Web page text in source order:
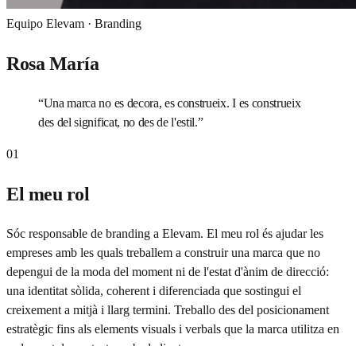
Equipo Elevam · Branding
Rosa María
“Una marca no es decora, es construeix. I es construeix
des del significat, no des de l'estil.”
01
El meu rol
Sóc responsable de branding a Elevam. El meu rol és ajudar les
empreses amb les quals treballem a construir una marca que no
depengui de la moda del moment ni de l'estat d'ànim de direcció:
una identitat sòlida, coherent i diferenciada que sostingui el
creixement a mitjà i llarg termini. Treballo des del posicionament
estratègic fins als elements visuals i verbals que la marca utilitza en